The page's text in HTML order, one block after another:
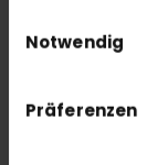
Nutzung der
Notwendig
Präferenzen